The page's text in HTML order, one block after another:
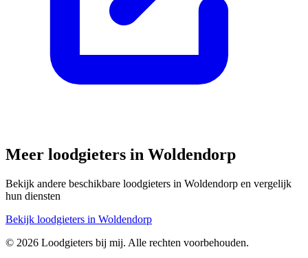
Meer loodgieters in Woldendorp
Bekijk andere beschikbare loodgieters in Woldendorp en vergelijk
hun diensten
Bekijk loodgieters in Woldendorp
© 2026 Loodgieters bij mij. Alle rechten voorbehouden.